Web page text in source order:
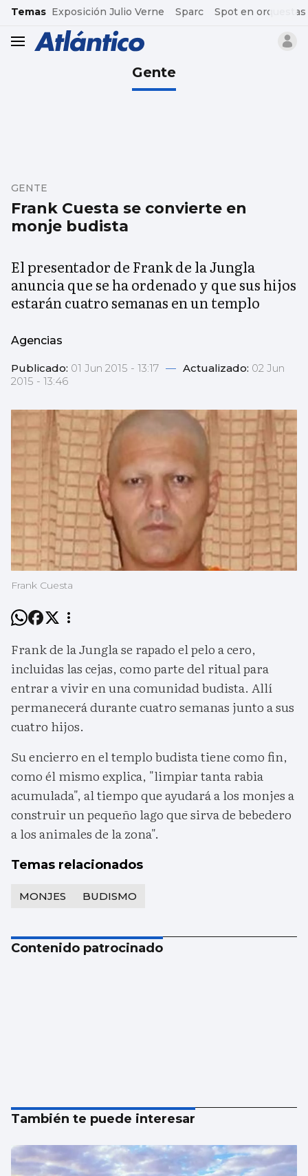
common.go-to-content
Temas Exposición Julio Verne Sparc Spot en orquestas
header.menu.open
Gente
Frank Cuesta se convierte en
monje budista
GENTE
El presentador de Frank de la Jungla
anuncia que se ha ordenado y que sus hijos
estarán cuatro semanas en un templo
Agencias
Publicado: 01 Jun 2015 - 13:17 — Actualizado: 02 Jun
2015 - 13:46
Frank Cuesta
Frank de la Jungla se rapado el pelo a cero,
incluidas las cejas, como parte del ritual para
entrar a vivir en una comunidad budista. Allí
permanecerá durante cuatro semanas junto a sus
cuatro hijos.
Su encierro en el templo budista tiene como fin,
como él mismo explica, "limpiar tanta rabia
acumulada", al tiempo que ayudará a los monjes a
construir un pequeño lago que sirva de bebedero
a los animales de la zona".
Temas relacionados
MONJES BUDISMO
Contenido patrocinado
También te puede interesar